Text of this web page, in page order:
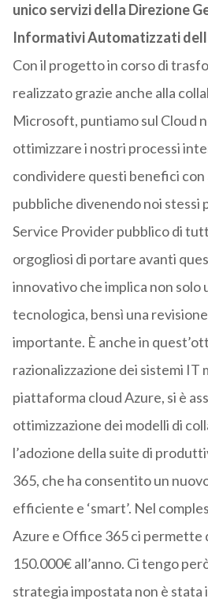
unico servizi della Direzione
Informativi Automatizzati
Con il progetto in corso di
realizzato grazie anche alla
Microsoft, puntiamo sul Cloud
ottimizzare i nostri processi
condividere questi benefici
pubbliche divenendo noi stessi
Service Provider pubblico di
orgogliosi di portare avanti
innovativo che implica non solo
tecnologica, bensì una
importante. È anche in
razionalizzazione dei sistemi IT
piattaforma cloud Azure, si è
ottimizzazione dei modelli di
l’adozione della suite di
365, che ha consentito un
efficiente e ‘smart’. Nel
Azure e Office 365 ci permette
150.000€ all’anno. Ci tengo
strategia impostata non è stata